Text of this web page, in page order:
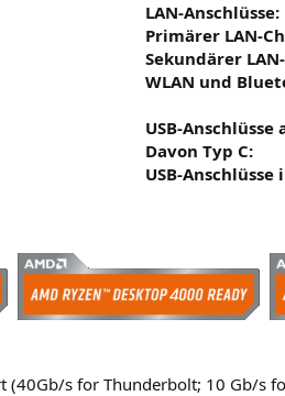
LAN-Anschlüsse:
Primärer LAN-
Sekundärer
WLAN und
USB-Anschlüsse
Davon Typ C:
USB-Anschlüsse
(40Gb/s for Thunderbolt; 10 Gb/s